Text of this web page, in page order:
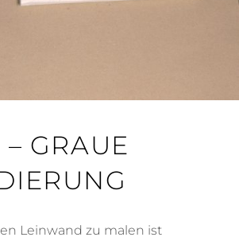
GRAUE
Leinwand zu malen ist